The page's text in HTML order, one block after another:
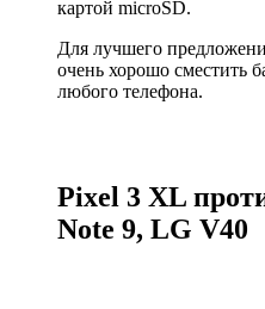
картой microSD.
Для лучшего
очень хорошо сместить
любого телефона.
Pixel 3 XL
Note 9, LG V40